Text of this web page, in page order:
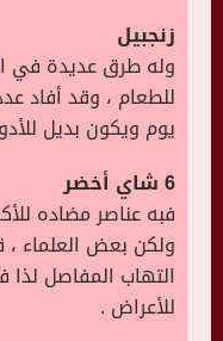
زنجبيل
وله طرق عديدة في
للطعام ، وقد أفاد
يوم ويكون بديل
6 شاي أخضر
فبه عناصر مضاده
ولكن بعض العلماء ،
التهاب المفاصل
للأعراض .